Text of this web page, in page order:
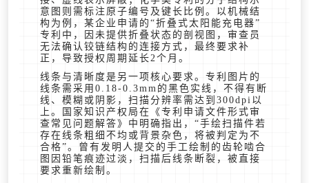
意图则需标注原子编号及键长比例。以机械结
构为例，某企业申请的“折叠式太阳能充电器”
专利中，因未提供折叠状态的剖视图，审查员
无法确认铰链结构的连接方式，最终要求补
正，导致授权周期延长2个月。
线条与清晰度是另一项核心要求。专利图片的
线条需采用0.18-0.3mm的黑色实线，不得有断
线、模糊或阴影，扫描分辨率需达到300dpi以
上。国家知识产权局在《专利申请文件形式审
查常见问题解答》中明确指出，“手绘扫描件若
存在线条粗细不均或背景杂色，将被判定为不
合格”。曾有发明人提交的手工绘制的齿轮啮合
图因铅笔痕迹过淡，扫描后线条断裂，被直接
要求重新绘制。